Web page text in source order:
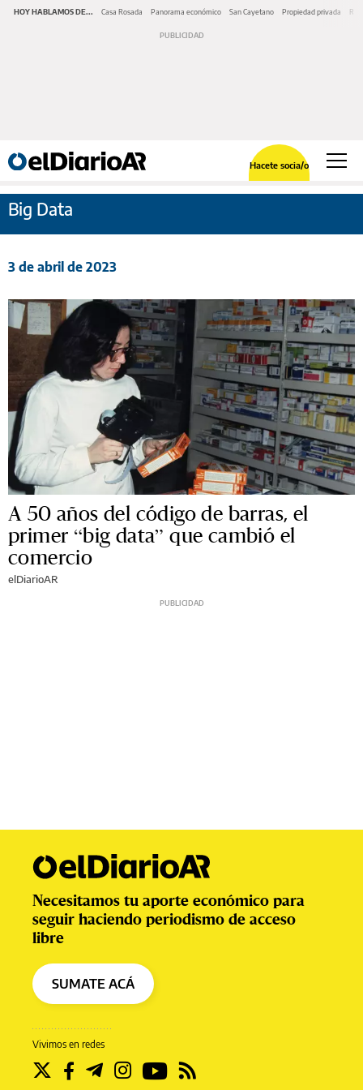
HOY HABLAMOS DE... Casa Rosada Panorama económico San Cayetano Propiedad privada
Hacete socia/o
Big Data
3 de abril de 2023
A 50 años del código de barras, el
primer “big data” que cambió el
comercio
elDiarioAR
Vivimos en redes
Necesitamos tu aporte económico para
seguir haciendo periodismo de acceso
libre
SUMATE ACÁ